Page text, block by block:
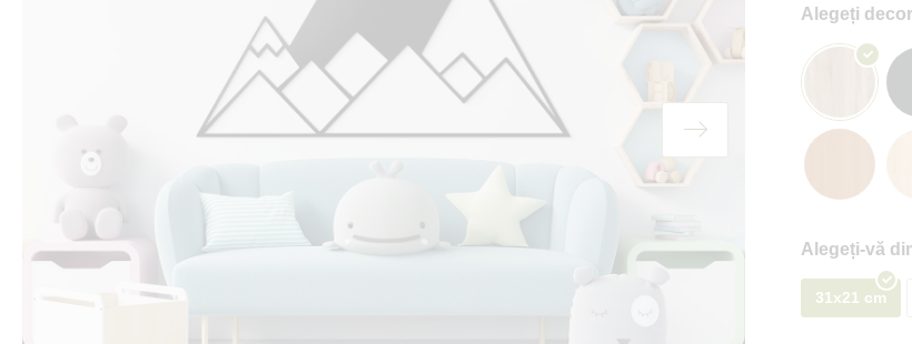
Alegeți
Alegeți-vă
31x21 cm